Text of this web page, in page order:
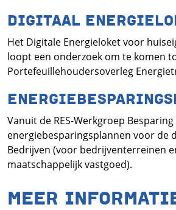
DIGITAAL
Het Digitale Energieloket voor
loopt een onderzoek om te komen
Portefeuillehoudersoverleg
Vanuit de RES-Werkgroep
energiebesparingsplannen voor de
Bedrijven (voor bedrijventerreinen
maatschappelijk vastgoed).
MEER